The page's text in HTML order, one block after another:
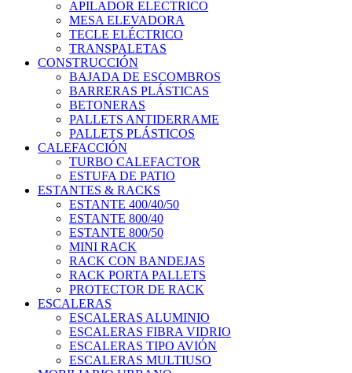
APILADOR ELECTRICO
MESA ELEVADORA
TECLE ELÉCTRICO
TRANSPALETAS
CONSTRUCCIÓN
BAJADA DE ESCOMBROS
BARRERAS PLÁSTICAS
BETONERAS
PALLETS ANTIDERRAME
PALLETS PLÁSTICOS
CALEFACCIÓN
TURBO CALEFACTOR
ESTUFA DE PATIO
ESTANTES & RACKS
ESTANTE 400/40/50
ESTANTE 800/40
ESTANTE 800/50
MINI RACK
RACK CON BANDEJAS
RACK PORTA PALLETS
PROTECTOR DE RACK
ESCALERAS
ESCALERAS ALUMINIO
ESCALERAS FIBRA VIDRIO
ESCALERAS TIPO AVIÓN
ESCALERAS MULTIUSO